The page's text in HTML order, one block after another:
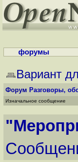
форумы
Вариант
Форум Разговоры,
Изначальное сообщение